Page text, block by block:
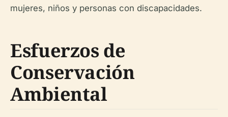
mujeres, niños y personas con discapacidades.
Esfuerzos de
Conservación
Ambiental